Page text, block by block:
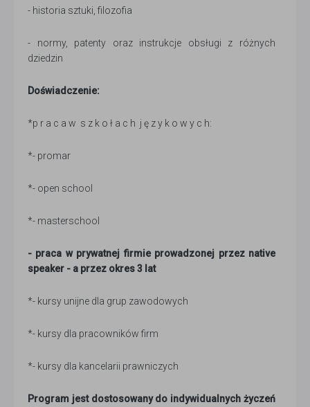
- historia sztuki, filozofia
- normy, patenty oraz instrukcje obsługi z różnych
dziedzin
Doświadczenie:
*p r a c a w s z k o ł a c h j ę z y k o w y c h:
*- promar
*- open school
*- masterschool
- praca w prywatnej firmie prowadzonej przez native
speaker - a przez okres 3 lat
*- kursy unijne dla grup zawodowych
*- kursy dla pracowników firm
*- kursy dla kancelarii prawniczych
Program jest dostosowany do indywidualnych życzeń